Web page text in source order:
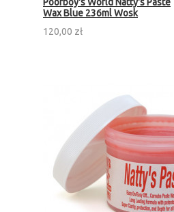
Wax Blue 236ml Wosk
120,00 zł